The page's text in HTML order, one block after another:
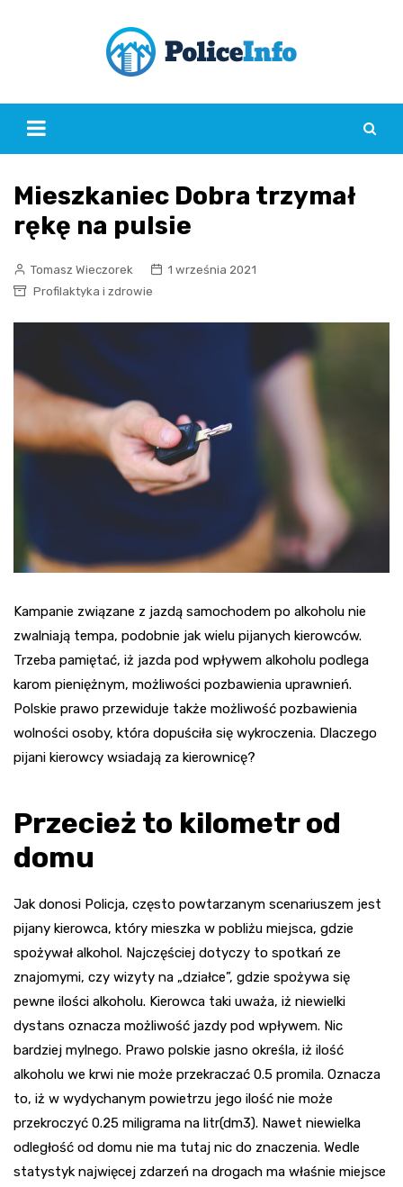
Mieszkaniec Dobra trzymał
rękę na pulsie
Tomasz Wieczorek
1 września 2021
Profilaktyka i zdrowie
Kampanie związane z jazdą samochodem po alkoholu nie
zwalniają tempa, podobnie jak wielu pijanych kierowców.
Trzeba pamiętać, iż jazda pod wpływem alkoholu podlega
karom pieniężnym, możliwości pozbawienia uprawnień.
Polskie prawo przewiduje także możliwość pozbawienia
wolności osoby, która dopuściła się wykroczenia. Dlaczego
pijani kierowcy wsiadają za kierownicę?
Przecież to kilometr od
domu
Jak donosi Policja, często powtarzanym scenariuszem jest
pijany kierowca, który mieszka w pobliżu miejsca, gdzie
spożywał alkohol. Najczęściej dotyczy to spotkań ze
znajomymi, czy wizyty na „działce”, gdzie spożywa się
pewne ilości alkoholu. Kierowca taki uważa, iż niewielki
dystans oznacza możliwość jazdy pod wpływem. Nic
bardziej mylnego. Prawo polskie jasno określa, iż ilość
alkoholu we krwi nie może przekraczać 0.5 promila. Oznacza
to, iż w wydychanym powietrzu jego ilość nie może
przekroczyć 0.25 miligrama na litr(dm3). Nawet niewielka
odległość od domu nie ma tutaj nic do znaczenia. Wedle
statystyk najwięcej zdarzeń na drogach ma właśnie miejsce